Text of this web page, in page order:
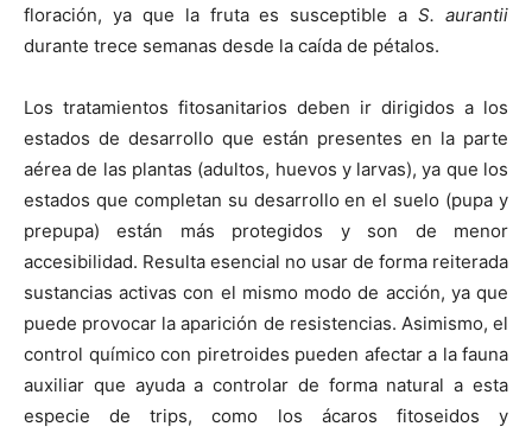
floración, ya que la fruta es susceptible aS. aurantii
durante trece semanas desde la caída de pétalos.
Los tratamientos fitosanitarios deben ir dirigidos a los
estados de desarrollo que están presentes en la parte
aérea de las plantas (adultos, huevos y larvas), ya que los
estados que completan su desarrollo en el suelo (pupa y
prepupa) están más protegidos y son de menor
accesibilidad. Resulta esencial no usar de forma reiterada
sustancias activas con el mismo modo de acción, ya que
puede provocar la aparición de resistencias. Asimismo, el
control químico con piretroides pueden afectar a la fauna
auxiliar que ayuda a controlar de forma natural a esta
especie de trips, como los ácaros fitoseidos y